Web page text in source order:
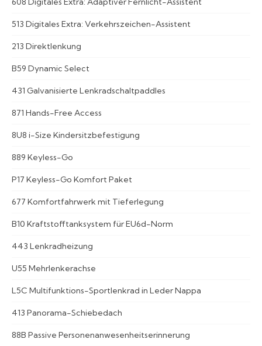
513 Digitales Extra: Verkehrszeichen-Assistent
213 Direktlenkung
B59 Dynamic Select
431 Galvanisierte Lenkradschaltpaddles
871 Hands-Free Access
8U8 i-Size Kindersitzbefestigung
889 Keyless-Go
P17 Keyless-Go Komfort Paket
677 Komfortfahrwerk mit Tieferlegung
B10 Kraftstofftanksystem für EU6d-Norm
443 Lenkradheizung
U55 Mehrlenkerachse
L5C Multifunktions-Sportlenkrad in Leder Nappa
413 Panorama-Schiebedach
88B Passive Personenanwesenheitserinnerung